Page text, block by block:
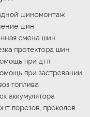
шиномонтаж
шин
смена шин
протектора шин
при дтп
при застревании
топлива
аккумулятора
порезов, проколов